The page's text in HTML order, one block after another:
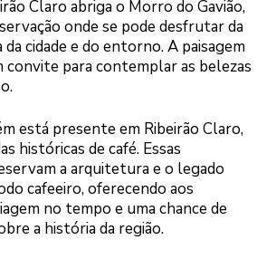
Claro abriga o Morro do Gavião,
onde se pode desfrutar da
cidade e do entorno. A paisagem
convite para contemplar as belezas
está presente em Ribeirão Claro,
históricas de café. Essas
a arquitetura e o legado
cafeeiro, oferecendo aos
no tempo e uma chance de
a história da região.